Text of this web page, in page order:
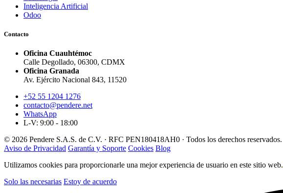
Inteligencia Artificial
Odoo
Contacto
Oficina Cuauhtémoc
Calle Degollado, 06300, CDMX
Oficina Granada
Av. Ejército Nacional 843, 11520
+52 55 1204 1276
contacto@pendere.net
WhatsApp
L-V: 9:00 - 18:00
© 2026 Pendere S.A.S. de C.V. · RFC PEN180418AH0 · Todos los derechos reservados.
Aviso de Privacidad Garantía y Soporte Cookies Blog
Utilizamos cookies para proporcionarle una mejor experiencia de usuario en este sitio web.
Solo las necesarias Estoy de acuerdo